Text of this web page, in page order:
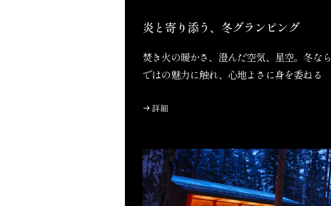
炎と寄り添う、冬グランピング
焚き火の暖かさ、澄んだ空気、星空。冬なら
ではの魅力に触れ、心地よさに身を委ねる
詳細